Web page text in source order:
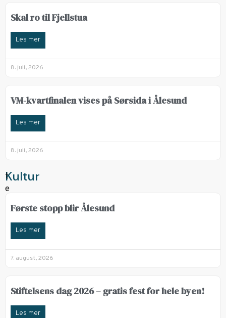
Skal ro til Fjellstua
Les mer
8. juli, 2026
VM-kvartfinalen vises på Sørsida i Ålesund
Les mer
8. juli, 2026
Kultur
Første stopp blir Ålesund
Les mer
7. august, 2026
Stiftelsens dag 2026 – gratis fest for hele byen!
Les mer